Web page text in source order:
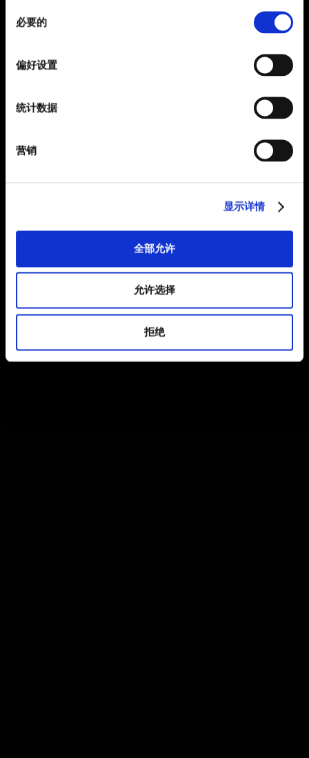
必要的
偏好设置
统计数据
营销
显示详情
全部允许
允许选择
拒绝